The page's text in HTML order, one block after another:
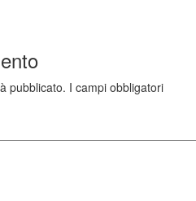
pubblicato. I campi obbligatori